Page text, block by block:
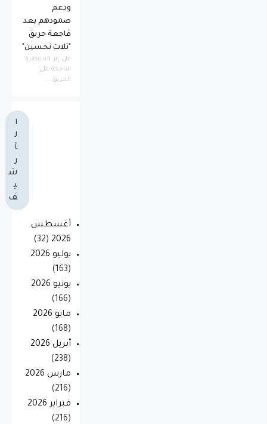
ودعم
صمودهم بعد
فاجعة حريق
"تلات نحسين"
​على إثر السيطرة
الناجحة على
الحريق...
ا
ل
أ
ر
ش
ي
ف
أغسطس
2026
(32)
يوليو 2026
(163)
يونيو 2026
(166)
مايو 2026
(168)
أبريل 2026
(238)
مارس 2026
(216)
فبراير 2026
(216)